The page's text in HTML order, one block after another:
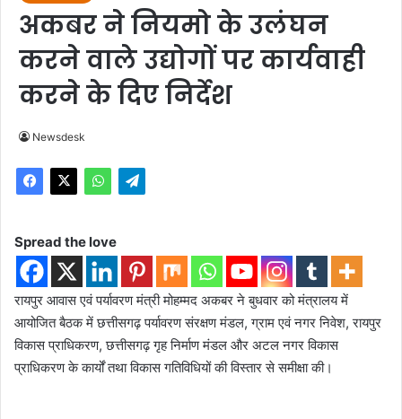
अकबर ने नियमो के उलंघन
करने वाले उद्योगों पर कार्यवाही
करने के दिए निर्देश
Newsdesk
Spread the love
रायपुर आवास एवं पर्यावरण मंत्री मोहम्मद अकबर ने बुधवार को मंत्रालय में
आयोजित बैठक में छत्तीसगढ़ पर्यावरण संरक्षण मंडल, ग्राम एवं नगर निवेश, रायपुर
विकास प्राधिकरण, छत्तीसगढ़ गृह निर्माण मंडल और अटल नगर विकास
प्राधिकरण के कार्यों तथा विकास गतिविधियों की विस्तार से समीक्षा की।